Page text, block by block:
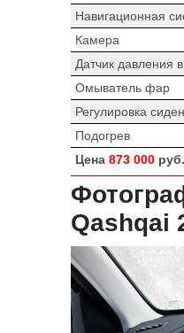
Навигационная
Камера
Датчик давления
Омыватель фар
Регулировка
Подогрев
Цена 873 000руб.
Qashqai